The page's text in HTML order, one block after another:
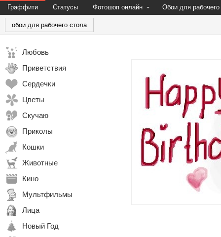
Граффити Статусы Фотошоп онлайн Обои для рабочего
обои для рабочего стола
Любовь
Приветствия
Сердечки
Цветы
Скучаю
Приколы
Кошки
Животные
Кино
Мультфильмы
Лица
Новый Год